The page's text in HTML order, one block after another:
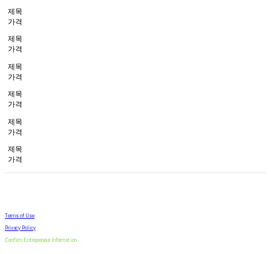
제목
가격
제목
가격
제목
가격
제목
가격
제목
가격
제목
가격
Terms of Use
Privacy Policy
Confirm Entrepreneur Information